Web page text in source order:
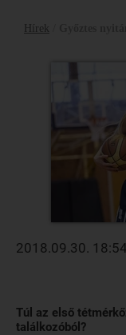
Hírek
2018.09.30. 18:54
Túl az első
találkozóból?